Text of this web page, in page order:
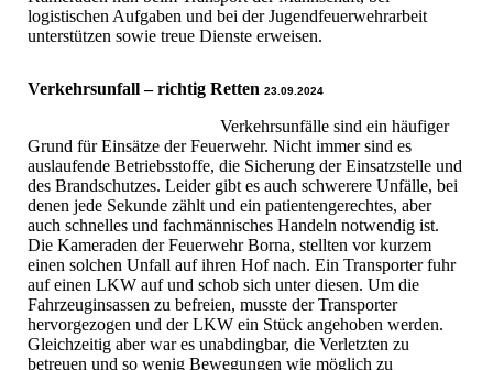
logistischen Aufgaben und bei der Jugendfeuerwehrarbeit
unterstützen sowie treue Dienste erweisen.
Verkehrsunfall – richtig Retten 23.09.2024
Verkehrsunfälle sind ein häufiger
Grund für Einsätze der Feuerwehr. Nicht immer sind es
auslaufende Betriebsstoffe, die Sicherung der Einsatzstelle und
des Brandschutzes. Leider gibt es auch schwerere Unfälle, bei
denen jede Sekunde zählt und ein patientengerechtes, aber
auch schnelles und fachmännisches Handeln notwendig ist.
Die Kameraden der Feuerwehr Borna, stellten vor kurzem
einen solchen Unfall auf ihren Hof nach. Ein Transporter fuhr
auf einen LKW auf und schob sich unter diesen. Um die
Fahrzeuginsassen zu befreien, musste der Transporter
hervorgezogen und der LKW ein Stück angehoben werden.
Gleichzeitig aber war es unabdingbar, die Verletzten zu
betreuen und so wenig Bewegungen wie möglich zu